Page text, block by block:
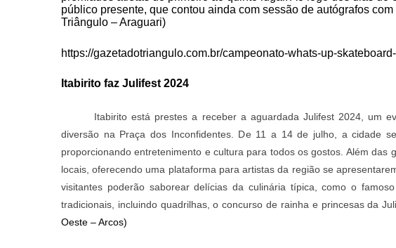
público presente, que contou ainda com sessão de autógrafos
Triângulo – Araguari)
https://gazetadotriangulo.com.br/campeonato-whats-up-
Itabirito faz Julifest 2024
Itabirito está prestes a receber a aguardada Julifest 2024, um
diversão na Praça dos Inconfidentes. De 11 a 14 de julho, a cidade
proporcionando entretenimento e cultura para todos os gostos. Além
locais, oferecendo uma plataforma para artistas da região se
visitantes poderão saborear delícias da culinária típica, como o
tradicionais, incluindo quadrilhas, o concurso de rainha e princesas da
Oeste – Arcos)